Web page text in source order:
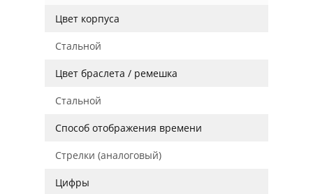
Цвет корпуса
Стальной
Цвет браслета / ремешка
Стальной
Способ отображения времени
Стрелки (аналоговый)
Цифры